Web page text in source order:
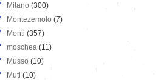
Milano (300)
Montezemolo (7)
Monti (357)
moschea (11)
Musso (10)
Muti (10)